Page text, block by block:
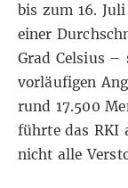
bis zum 16.
einer
Grad Celsius
vorläufigen
rund 17.500
führte das RKI
nicht alle